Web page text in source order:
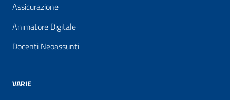
Assicurazione
Animatore Digitale
Docenti Neoassunti
VARIE